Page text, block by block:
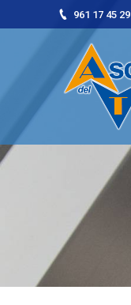
961 17 45 29